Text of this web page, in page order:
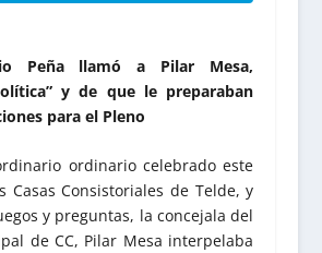
Peña llamó a Pilar Mesa,
y de que le preparaban
para el Pleno
ordinario celebrado este
Casas Consistoriales de Telde, y
y preguntas, la concejala del
de CC, Pilar Mesa interpelaba